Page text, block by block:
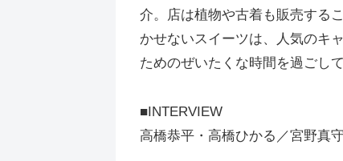
介。店は植物や古着も販売する
かせないスイーツは、人気のキ
ためのぜいたくな時間を過ごして
■INTERVIEW
高橋恭平・高橋ひかる／宮野真守